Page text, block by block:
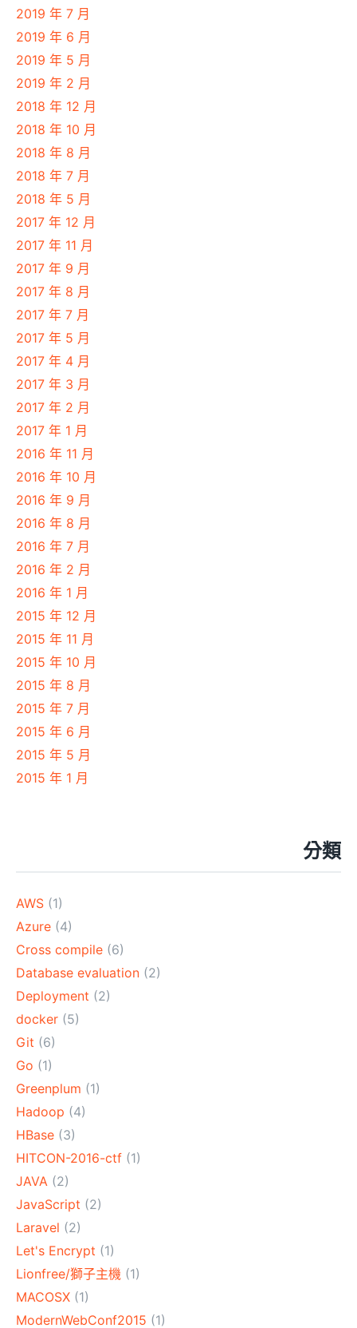
2019 年 7 月
2019 年 6 月
2019 年 5 月
2019 年 2 月
2018 年 12 月
2018 年 10 月
2018 年 8 月
2018 年 7 月
2018 年 5 月
2017 年 12 月
2017 年 11 月
2017 年 9 月
2017 年 8 月
2017 年 7 月
2017 年 5 月
2017 年 4 月
2017 年 3 月
2017 年 2 月
2017 年 1 月
2016 年 11 月
2016 年 10 月
2016 年 9 月
2016 年 8 月
2016 年 7 月
2016 年 2 月
2016 年 1 月
2015 年 12 月
2015 年 11 月
2015 年 10 月
2015 年 8 月
2015 年 7 月
2015 年 6 月
2015 年 5 月
2015 年 1 月
分類
AWS (1)
Azure (4)
Cross compile (6)
Database evaluation (2)
Deployment (2)
docker (5)
Git (6)
Go (1)
Greenplum (1)
Hadoop (4)
HBase (3)
HITCON-2016-ctf (1)
JAVA (2)
JavaScript (2)
Laravel (2)
Let's Encrypt (1)
Lionfree/獅子主機 (1)
MACOSX (1)
ModernWebConf2015 (1)